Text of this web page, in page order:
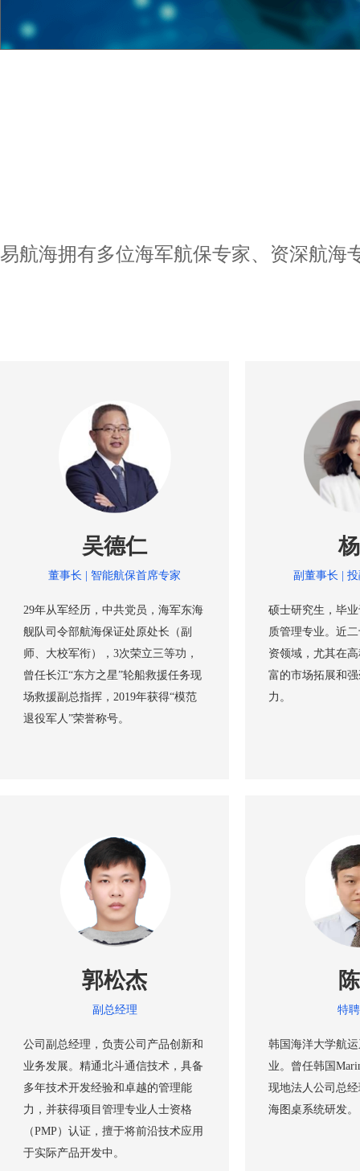
易航海拥有多位海军航保专家、资深航海
吴德仁
董事长 | 智能航保首席专家
29年从军经历，中共党员，海军东海
舰队司令部航海保证处原处长（副
师、大校军衔），3次荣立三等功，
曾任长江“东方之星”轮船救援任务现
场救援副总指挥，2019年获得“模范
退役军人”荣誉称号。
副董事长 |
硕士研究生，毕
质管理专业。近
资领域，尤其在
富的市场拓展和
力。
郭松杰
副总经理
公司副总经理，负责公司产品创新和
业务发展。精通北斗通信技术，具备
多年技术开发经验和卓越的管理能
力，并获得项目管理专业人士资格
（PMP）认证，擅于将前沿技术应用
于实际产品开发中。
特
韩国海洋大学航
业。曾任韩国
现地法人公司总
海图桌系统研发。